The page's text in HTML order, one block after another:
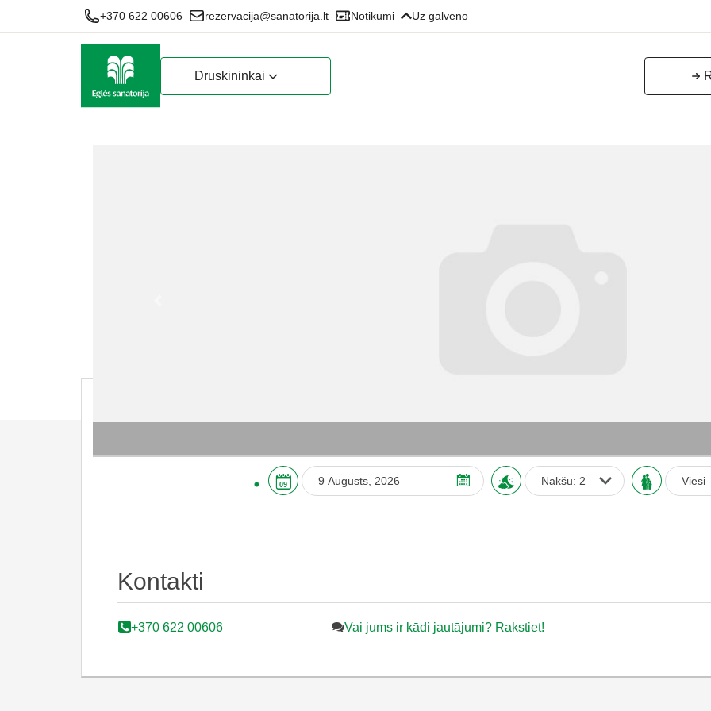
+370 622 00606 rezervacija@sanatorija.lt Notikumi Uz galveno
Druskininkai
09
Augusts
17 18 19 20 21 22 23
31 1 2 3 4 5 6
Viesi
Kontakti
+370 622 00606 Vai jums ir kādi jautājumi? Rakstiet!